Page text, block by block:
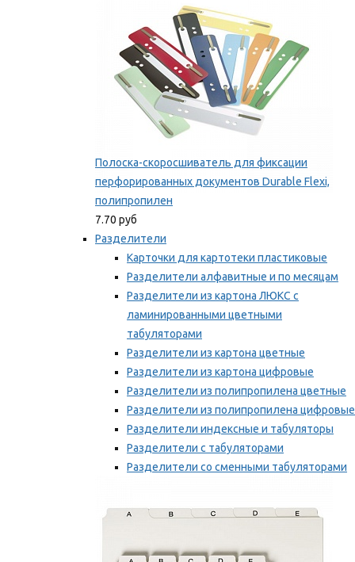
Полоска-скоросшиватель для фиксации
перфорированных документов Durable Flexi,
полипропилен
7.70 руб
Разделители
Карточки для картотеки пластиковые
Разделители алфавитные и по месяцам
Разделители из картона ЛЮКС с
ламинированными цветными
табуляторами
Разделители из картона цветные
Разделители из картона цифровые
Разделители из полипропилена цветные
Разделители из полипропилена цифровые
Разделители индексные и табуляторы
Разделители с табуляторами
Разделители со сменными табуляторами